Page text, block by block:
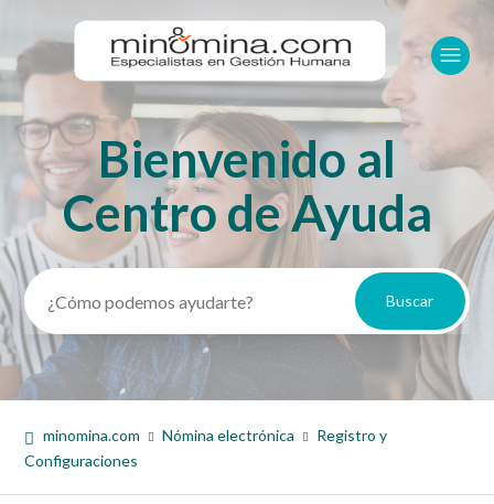
BúsquedaBienvenido al
Centro de Ayuda
minomina.com Nómina electrónica
Registro y
Configuraciones